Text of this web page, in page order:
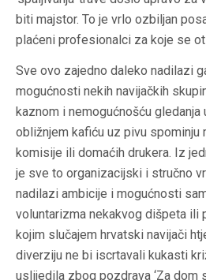
biti majstor. To je vrlo ozbiljan
plaćeni profesionalci za koje se
Sve ovo zajedno daleko nadilazi
mogućnosti nekih navijačkih
kaznom i nemogućnošću gledanja
obližnjem kafiću uz pivu spominju
komisije ili domaćih drukera. Iz
je sve to organizacijski i stručno
nadilazi ambicije i mogućnosti
voluntarizma nekakvog dišpeta ili
kojim slučajem hrvatski navijači
diverziju ne bi iscrtavali kukasti
uslijedila zbog pozdrava ‘Za dom